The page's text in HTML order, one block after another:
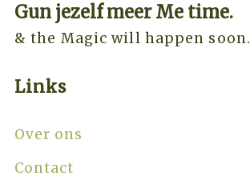
Gun jezelf meer Me time.​
& the Magic will happen soon.
Links
Over ons
Contact